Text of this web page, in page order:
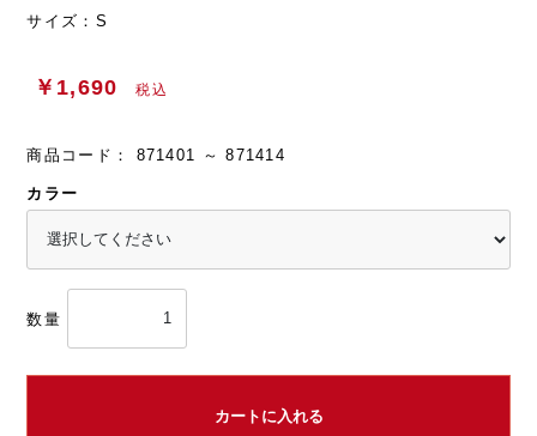
サイズ：S
￥1,690 税込
商品コード： 871401 ～ 871414
カラー
数量
カートに入れる